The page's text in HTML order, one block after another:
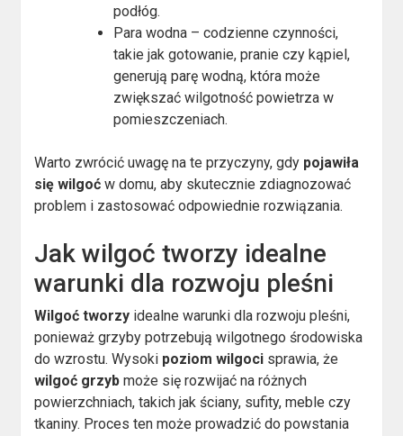
podłóg.
Para wodna – codzienne czynności,
takie jak gotowanie, pranie czy kąpiel,
generują parę wodną, która może
zwiększać wilgotność powietrza w
pomieszczeniach.
Warto zwrócić uwagę na te przyczyny, gdy pojawiła
się wilgoć w domu, aby skutecznie zdiagnozować
problem i zastosować odpowiednie rozwiązania.
Jak wilgoć tworzy idealne
warunki dla rozwoju pleśni
Wilgoć tworzy idealne warunki dla rozwoju pleśni,
ponieważ grzyby potrzebują wilgotnego środowiska
do wzrostu. Wysoki poziom wilgoci sprawia, że
wilgoć grzyb może się rozwijać na różnych
powierzchniach, takich jak ściany, sufity, meble czy
tkaniny. Proces ten może prowadzić do powstania